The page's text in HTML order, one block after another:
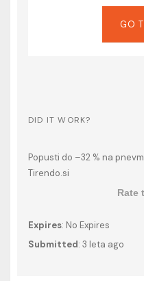
GO
DID IT WORK?
Popusti do –32 % na
Tirendo.si
Rate
Expires: No Expires
Submitted: 3 leta ago